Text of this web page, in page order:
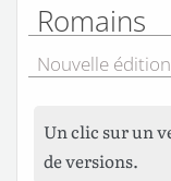
Romains
Nouvelle
Un clic sur un
de versions.